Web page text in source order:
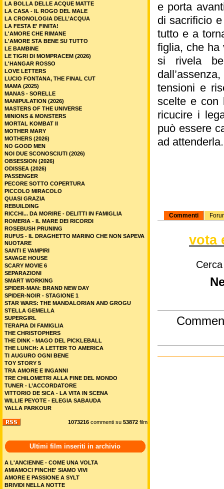
e porta
di sacrificio
tutto e a
figlia, che ha
si rivela
tensioni e
scelte e con
ricucire i
può essere
ad attenderla.
Commenti
vota
LA BOLLA DELLE ACQUE MATTE
LA CASA - IL ROGO DEL MALE
LA CRONOLOGIA DELL’ACQUA
LA FESTA E' FINITA!
L'AMORE CHE RIMANE
L'AMORE STA BENE SU TUTTO
LE BAMBINE
LE TIGRI DI MOMPRACEM (2026)
L'HANGAR ROSSO
LOVE LETTERS
LUCIO FONTANA, THE FINAL CUT
MAMA (2025)
MANAS - SORELLE
MANIPULATION (2026)
MASTERS OF THE UNIVERSE
MINIONS & MONSTERS
MORTAL KOMBAT II
MOTHER MARY
MOTHERS (2026)
NO GOOD MEN
NOI DUE SCONOSCIUTI (2026)
OBSESSION (2026)
ODISSEA (2026)
PASSENGER
PECORE SOTTO COPERTURA
PICCOLO MIRACOLO
QUASI GRAZIA
REBUILDING
RICCHI... DA MORIRE - DELITTI IN FAMIGLIA
ROMERIA - IL MARE DEI RICORDI
ROSEBUSH PRUNING
RUFUS - IL DRAGHETTO MARINO CHE NON SAPEVA
NUOTARE
SANTI E VAMPIRI
SAVAGE HOUSE
SCARY MOVIE 6
SEPARAZIONI
SMART WORKING
SPIDER-MAN: BRAND NEW DAY
SPIDER-NOIR - STAGIONE 1
STAR WARS: THE MANDALORIAN AND GROGU
STELLA GEMELLA
SUPERGIRL
TERAPIA DI FAMIGLIA
THE CHRISTOPHERS
THE DINK - MAGO DEL PICKLEBALL
THE LUNCH: A LETTER TO AMERICA
TI AUGURO OGNI BENE
TOY STORY 5
TRA AMORE E INGANNI
TRE CHILOMETRI ALLA FINE DEL MONDO
TUNER - L’ACCORDATORE
VITTORIO DE SICA - LA VITA IN SCENA
WILLIE PEYOTE - ELEGIA SABAUDA
YALLA PARKOUR
1073216 commenti su 53872 film
Ultimi film inseriti in archivio
A L'ANCIENNE - COME UNA VOLTA
AMIAMOCI FINCHE' SIAMO VIVI
AMORE E PASSIONE A SYLT
BRIVIDI NELLA NOTTE